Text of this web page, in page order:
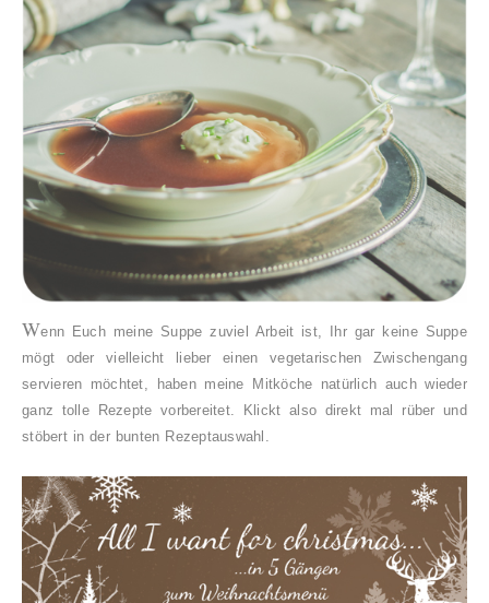
Wenn Euch meine Suppe zuviel Arbeit ist, Ihr gar keine Suppe
mögt oder vielleicht lieber einen vegetarischen Zwischengang
servieren möchtet, haben meine Mitköche natürlich auch wieder
ganz tolle Rezepte vorbereitet. Klickt also direkt mal rüber und
stöbert in der bunten Rezeptauswahl.